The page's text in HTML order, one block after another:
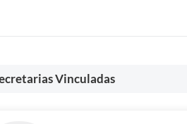
Vinculadas